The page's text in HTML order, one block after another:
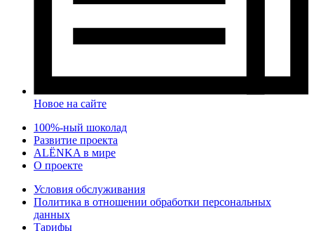
Новое на сайте
100%-ный шоколад
Развитие проекта
ALЁNKA в мире
О проекте
Условия обслуживания
Политика в отношении обработки персональных
данных
Тарифы